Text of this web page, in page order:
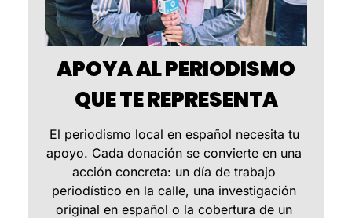
APOYA AL PERIODISMO
QUE TE REPRESENTA
El periodismo local en español necesita tu
apoyo. Cada donación se convierte en una
acción concreta: un día de trabajo
periodístico en la calle, una investigación
original en español o la cobertura de un